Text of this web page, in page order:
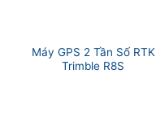
Máy GPS 2 Tần Số RTK
Trimble R8S